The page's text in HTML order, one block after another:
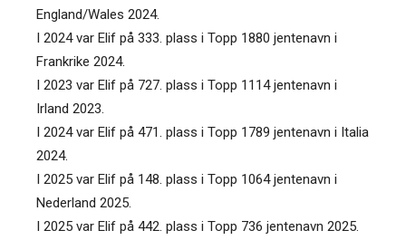
England/Wales 2024.
I 2024 var Elif på 333. plass i Topp 1880 jentenavn i
Frankrike 2024.
I 2023 var Elif på 727. plass i Topp 1114 jentenavn i
Irland 2023.
I 2024 var Elif på 471. plass i Topp 1789 jentenavn i Italia
2024.
I 2025 var Elif på 148. plass i Topp 1064 jentenavn i
Nederland 2025.
I 2025 var Elif på 442. plass i Topp 736 jentenavn 2025.